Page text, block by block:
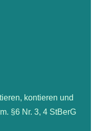
kontieren und
§6 Nr. 3, 4 StBerG